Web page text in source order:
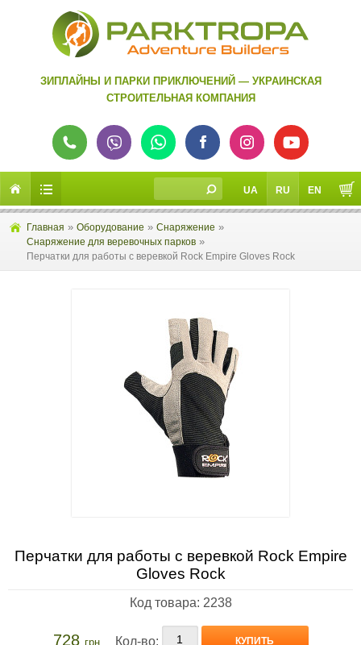
ЗИПЛАЙНЫ И ПАРКИ ПРИКЛЮЧЕНИЙ — УКРАИНСКАЯ
СТРОИТЕЛЬНАЯ КОМПАНИЯ
UA RU EN
Главная » Оборудование » Снаряжение »
Снаряжение для веревочных парков »
Перчатки для работы с веревкой Rock Empire Gloves Rock
Перчатки для работы с веревкой Rock Empire
Gloves Rock
Код товара: 2238
728 грн Кол-во: КУПИТЬ